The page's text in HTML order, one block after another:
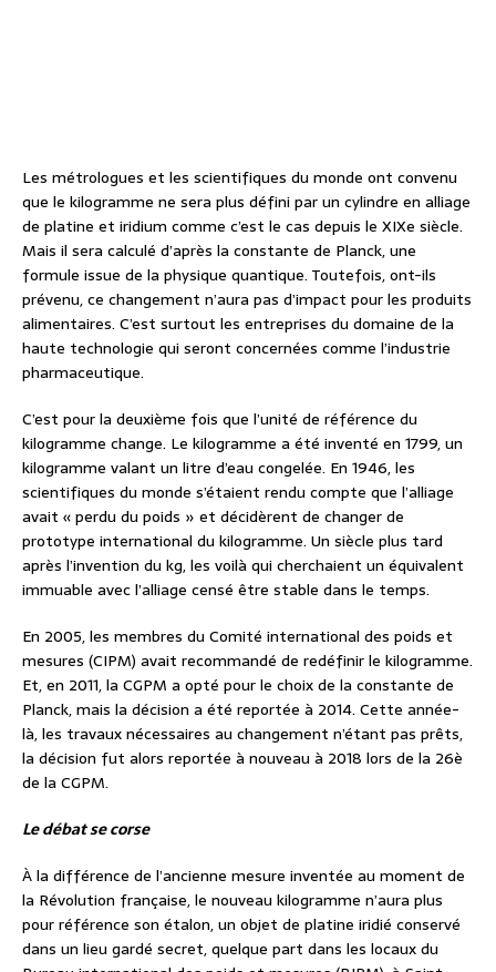
Les métrologues et les scientifiques du monde ont convenu
que le kilogramme ne sera plus défini par un cylindre en alliage
de platine et iridium comme c’est le cas depuis le XIXe siècle.
Mais il sera calculé d’après la constante de Planck, une
formule issue de la physique quantique. Toutefois, ont-ils
prévenu, ce changement n’aura pas d’impact pour les produits
alimentaires. C’est surtout les entreprises du domaine de la
haute technologie qui seront concernées comme l’industrie
pharmaceutique.
C’est pour la deuxième fois que l’unité de référence du
kilogramme change. Le kilogramme a été inventé en 1799, un
kilogramme valant un litre d’eau congelée. En 1946, les
scientifiques du monde s’étaient rendu compte que l’alliage
avait « perdu du poids » et décidèrent de changer de
prototype international du kilogramme. Un siècle plus tard
après l’invention du kg, les voilà qui cherchaient un équivalent
immuable avec l’alliage censé être stable dans le temps.
En 2005, les membres du Comité international des poids et
mesures (CIPM) avait recommandé de redéfinir le kilogramme.
Et, en 2011, la CGPM a opté pour le choix de la constante de
Planck, mais la décision a été reportée à 2014. Cette année-
là, les travaux nécessaires au changement n’étant pas prêts,
la décision fut alors reportée à nouveau à 2018 lors de la 26è
de la CGPM.
Le débat se corse
À la différence de l’ancienne mesure inventée au moment de
la Révolution française, le nouveau kilogramme n’aura plus
pour référence son étalon, un objet de platine iridié conservé
dans un lieu gardé secret, quelque part dans les locaux du